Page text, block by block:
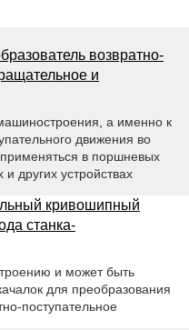
возвратно-
и
а именно к
движения во
в поршневых
других устройствах
кривошипный
станка-
и может быть
для преобразования
поступательное